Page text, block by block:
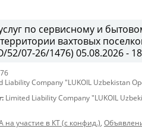
по сервисному и
вахтовых
52/07-26/1476) 05.08.2026 -
Liability Company "LUKOIL Uzbekistan
Limited Liability Company "LUKOIL
на участие в КТ (с конфид.),